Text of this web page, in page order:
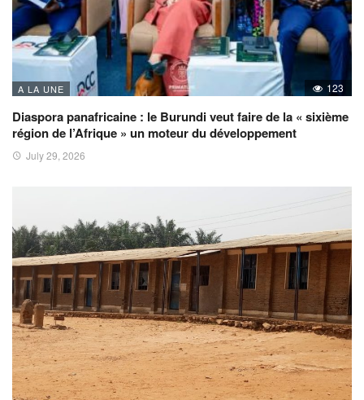
A LA UNE 123
Diaspora panafricaine : le Burundi veut faire de la « sixième
région de l’Afrique » un moteur du développement
July 29, 2026